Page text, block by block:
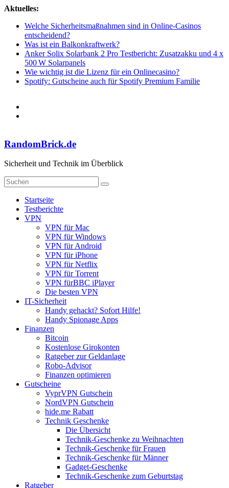
Zum
springen
Aktuelles:
Welche Sicherheitsmaßnahmen sind in Online-Casinos
entscheidend?
Was ist ein Balkonkraftwerk?
Anker Solix Solarbank 2 Pro Testbericht: Zusatzakku und 4 x
500 W Solarpanels
Wie wichtig ist die Lizenz für ein Onlinecasino?
Spotify: Gutscheine auch für Spotify Premium Familie
RandomBrick.de
Sicherheit und Technik im Überblick
Startseite
Testberichte
VPN
VPN für Mac
VPN für Windows
VPN für Android
VPN für iPhone
VPN für Netflix
VPN für Torrent
VPN fürBBC iPlayer
Die besten VPN
IT-Sicherheit
Handy gehackt? Sofort Hilfe!
Handy Spionage Apps
Finanzen
Bitcoin
Kostenlose Girokonten
Ratgeber zur Geldanlage
Robo-Advisor
Finanzen optimieren
Gutscheine
VyprVPN Gutschein
NordVPN Gutschein
hide.me Rabatt
Technik Geschenke
Die Übersicht
Technik-Geschenke zu Weihnachten
Technik-Geschenke für Frauen
Technik-Geschenke für Männer
Gadget-Geschenke
Technik-Geschenke zum Geburtstag
Ratgeber